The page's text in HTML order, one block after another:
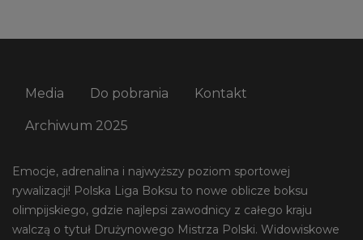
Media Do pobrania Kontakt
Archiwum 2025
Emocje, adrenalina i najwyższy poziom sportowej
rywalizacji! Polska Liga Boksu to nowe oblicze boksu
olimpijskiego, gdzie najlepsi zawodnicy z całego kraju
walczą o tytuł Drużynowego Mistrza Polski. Widowiskowe